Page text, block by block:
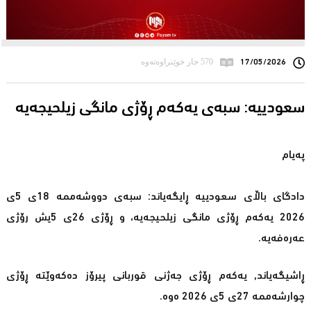
17/05/2026 570 جار خوێنراوەتەوە
سعودییە: سبەى یەکەم ڕۆژى مانگى زیلحیجەیە
پەیام
دادگاى باڵاى سعودییە ڕایگەیاند: سبەى دووشەممە 18ى 5ى
2026 یەکەم ڕۆژى مانگى زیلحیجەیە، و ڕۆژى 26ى 5یش رۆژى
عەرەفەیە.
ڕاشیگەیاند, یەکەم ڕۆژى جەژنى قوربانى پیرۆز دەکەوێتە ڕۆژى
چوارشەممە 27ى 5ى 2026 ەوە.